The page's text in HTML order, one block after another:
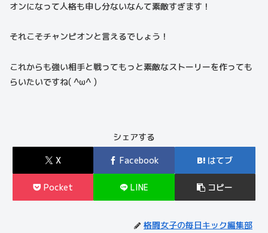
オンになって人格も申し分ないなんて素敵すぎます！
それこそチャンピオンと言えるでしょう！
これからも強い相手と戦ってもっと素敵なストーリーを作っても
らいたいですね( ^ω^ )
シェアする
X Facebook はてブ
Pocket LINE コピー
格闘女子の毎日キック編集部